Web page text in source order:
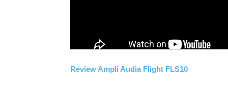
Review Ampli Audia Flight FLS10